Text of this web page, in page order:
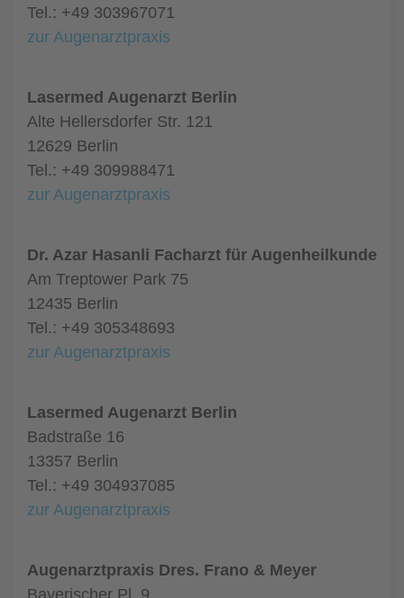
Tel.: +49 303967071
zur Augenarztpraxis
Lasermed Augenarzt Berlin
Alte Hellersdorfer Str. 121
12629 Berlin
Tel.: +49 309988471
zur Augenarztpraxis
Dr. Azar Hasanli Facharzt für Augenheilkunde
Am Treptower Park 75
12435 Berlin
Tel.: +49 305348693
zur Augenarztpraxis
Lasermed Augenarzt Berlin
Badstraße 16
13357 Berlin
Tel.: +49 304937085
zur Augenarztpraxis
Augenarztpraxis Dres. Frano & Meyer
Bayerischer Pl. 9